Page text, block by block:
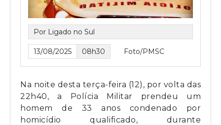
Por Ligado no Sul
13/08/2025 08h30 Foto/PMSC
Na noite desta terça-feira (12), por volta das
22h40, a Polícia Militar prendeu um
homem de 33 anos condenado por
homicídio qualificado, durante